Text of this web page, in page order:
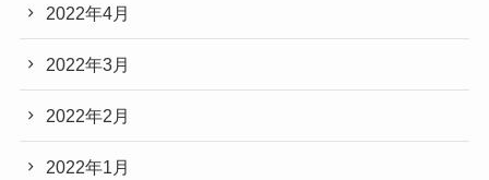
2022年4月
2022年3月
2022年2月
2022年1月